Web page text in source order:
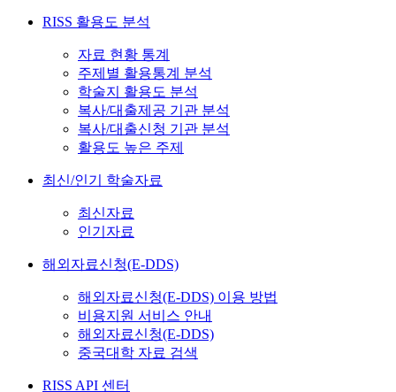
RISS 활용도 분석
자료 현황 통계
주제별 활용통계 분석
학술지 활용도 분석
복사/대출제공 기관 분석
복사/대출신청 기관 분석
활용도 높은 주제
최신/인기 학술자료
최신자료
인기자료
해외자료신청(E-DDS)
해외자료신청(E-DDS) 이용 방법
비용지원 서비스 안내
해외자료신청(E-DDS)
중국대학 자료 검색
RISS API 센터